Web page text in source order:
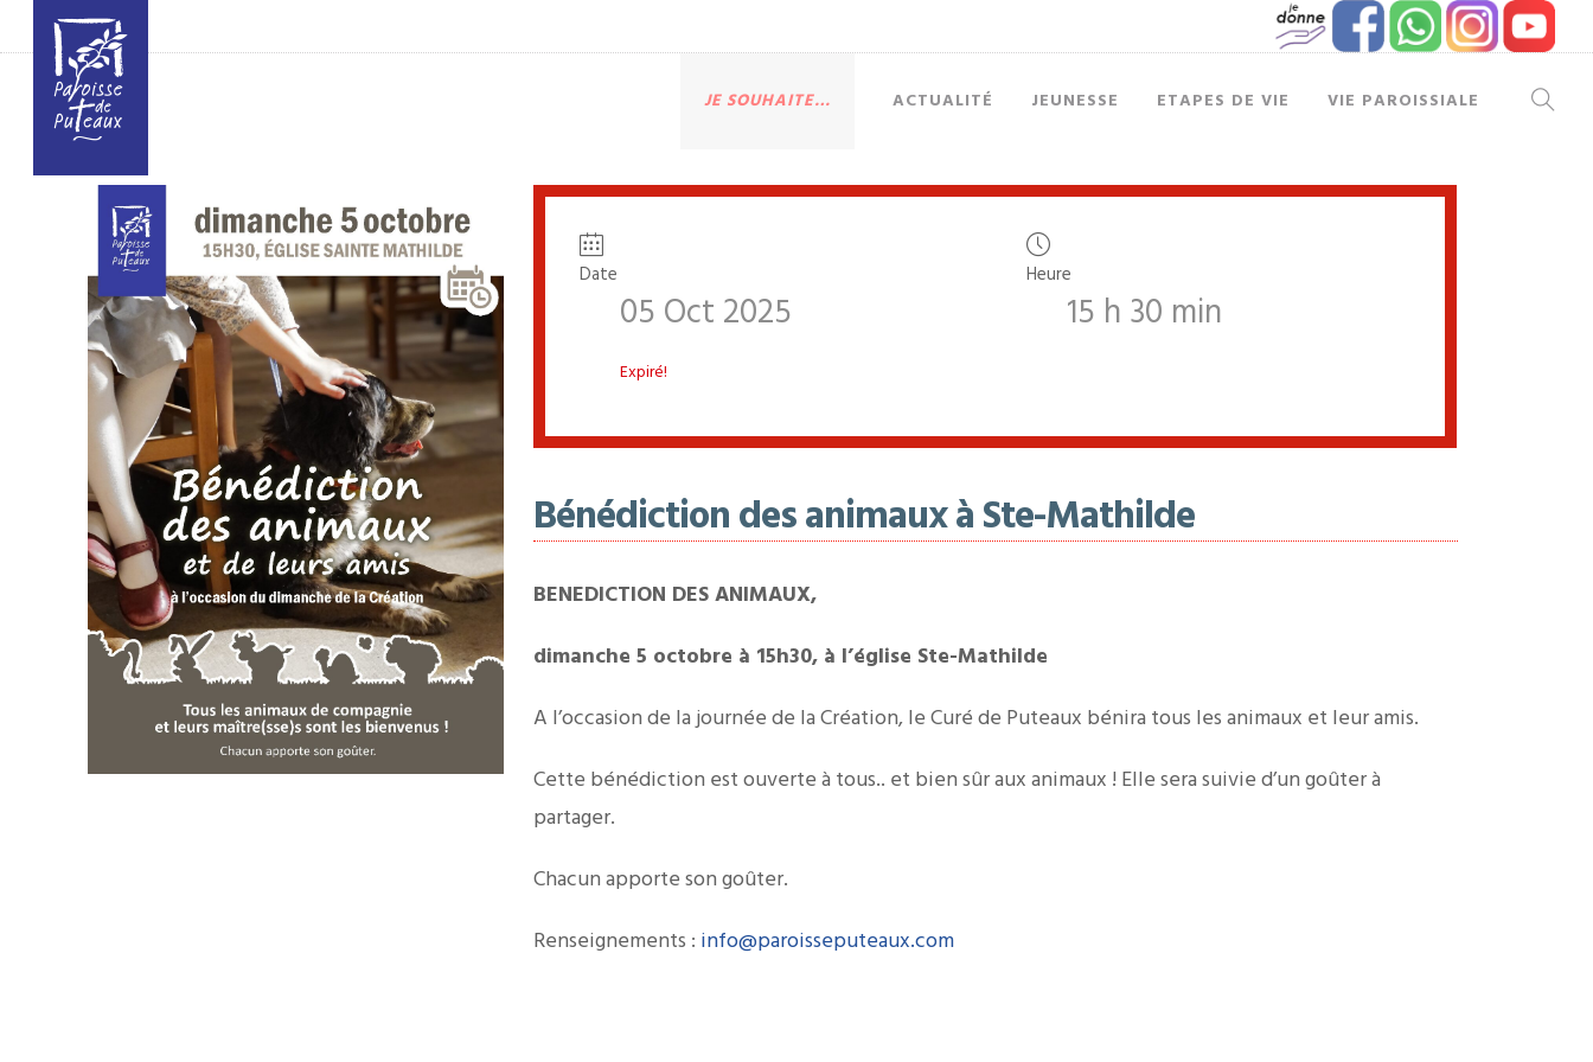
JE SOUHAITE… ACTUALITÉ JEUNESSE ETAPES DE VIE VIE PAROISSIALE
Date
05 Oct 2025
Expiré!
Heure
15 h 30 min
Bénédiction des animaux à Ste-Mathilde
BENEDICTION DES ANIMAUX,
dimanche 5 octobre à 15h30, à l’église Ste-Mathilde
A l’occasion de la journée de la Création, le Curé de Puteaux bénira tous les animaux et leur amis.
Cette bénédiction est ouverte à tous.. et bien sûr aux animaux ! Elle sera suivie d’un goûter à
partager.
Chacun apporte son goûter.
Renseignements : info@paroisseputeaux.com